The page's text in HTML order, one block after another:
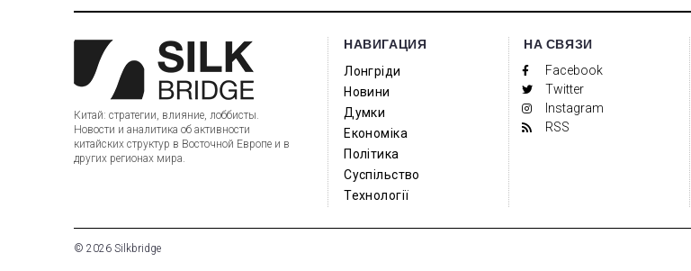
Китай: стратегии, влияние, лоббисты.
Новости и аналитика об активности
китайских структур в Восточной Европе и в
других регионах мира.
НАВИГАЦИЯ
Лонгріди
Новини
Думки
Економіка
Політика
Суспільство
Технології
НА СВЯЗИ
Facebook
Twitter
Instagram
RSS
© 2026 Silkbridge